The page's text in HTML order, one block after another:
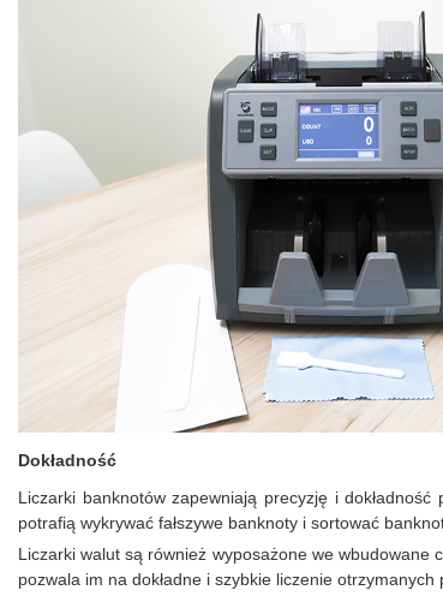
Dokładność
Liczarki banknotów zapewniają precyzję i
potrafią wykrywać fałszywe banknoty i sortować
Liczarki walut są również wyposażone we wbudowane
pozwala im na dokładne i szybkie liczenie otrzymanych